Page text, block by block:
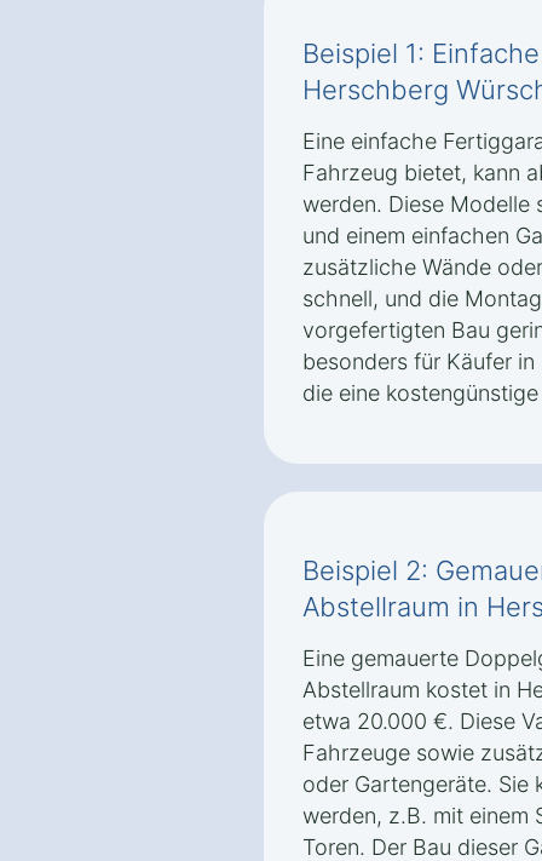
Beispiel 1:
Herschberg
Eine einfache
Fahrzeug bietet, kann
werden. Diese Modelle
und einem einfachen
zusätzliche Wände
schnell, und die
vorgefertigten Bau
besonders für Käufer
die eine
Beispiel 2:
Abstellraum in
Eine gemauerte
Abstellraum kostet in
etwa 20.000 €. Diese
Fahrzeuge sowie
oder Gartengeräte. Sie
werden, z.B. mit einem
Toren. Der Bau dieser